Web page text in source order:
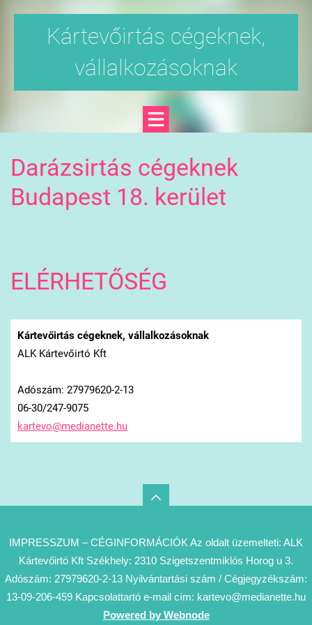
Kártevőirtás cégeknek,
vállalkozásoknak
Darázsirtás cégeknek
Budapest 18. kerület
ELÉRHETŐSÉG
Kártevőirtás cégeknek, vállalkozásoknak
ALK Kártevőirtó Kft
Adószám: 27979620-2-13
06-30/247-9075
kartevo@medianette.hu
IMPRESSZUM – CÉGINFORMÁCIÓK Az oldalt üzemelteti: ALK
Kártevőirtó Kft Székhely: 2310 Szigetszentmiklós Horog u 3.
Adószám: 27979620-2-13 Nyilvántartási szám / Cégjegyzékszám:
13-09-206-459 Kapcsolattartó e-mail cím: kartevo@medianette.hu
Powered by Webnode